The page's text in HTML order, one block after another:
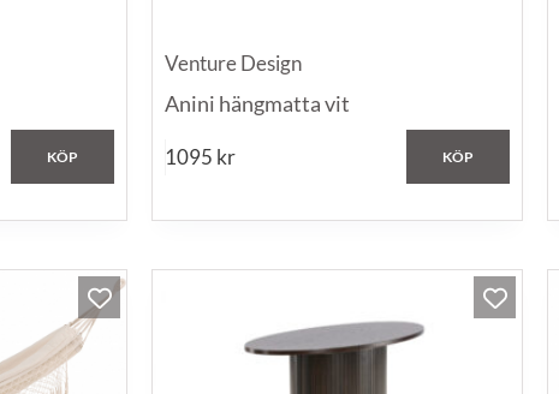
KÖP
Venture Design
Anini hängmatta vit
1095 kr KÖP